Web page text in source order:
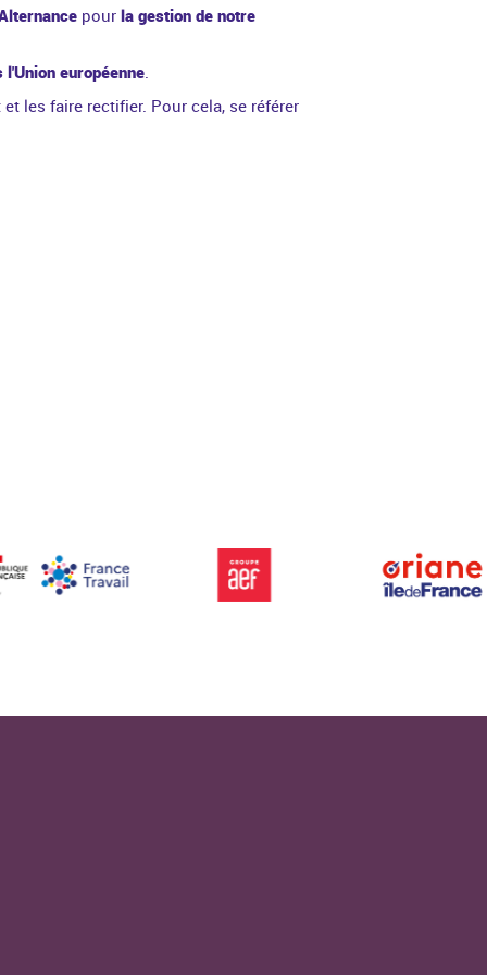
pour la gestion de notre
l'Union européenne.
les faire rectifier. Pour cela, se référer